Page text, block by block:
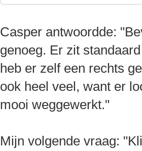
Casper antwoordde:
genoeg. Er zit
heb er zelf een rechts
ook heel veel, want er
mooi weggewerkt."
Mijn volgende vraag: